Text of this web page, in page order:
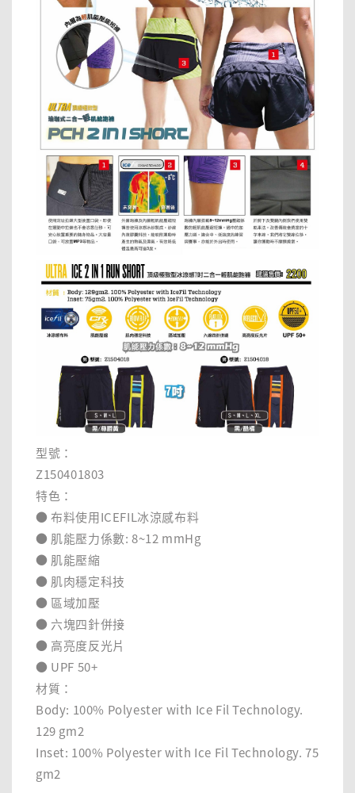
型號：
Z150401803
特色：
● 布料使用ICEFIL冰涼感布料
● 肌能壓力係數: 8~12 mmHg
● 肌能壓縮
● 肌肉穩定科技
● 區域加壓
● 六塊四針併接
● 高亮度反光片
● UPF 50+
材質：
Body: 100% Polyester with Ice Fil Technology.
129 gm2
Inset: 100% Polyester with Ice Fil Technology. 75
gm2